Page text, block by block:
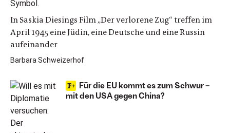
In Saskia Diesings Film „Der verlorene Zug“ treffen im
April 1945 eine Jüdin, eine Deutsche und eine Russin
aufeinander
Barbara Schweizerhof
Für die EU kommt es zum Schwur –
mit den USA gegen China?